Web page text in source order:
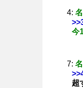
4:
今
7:
超